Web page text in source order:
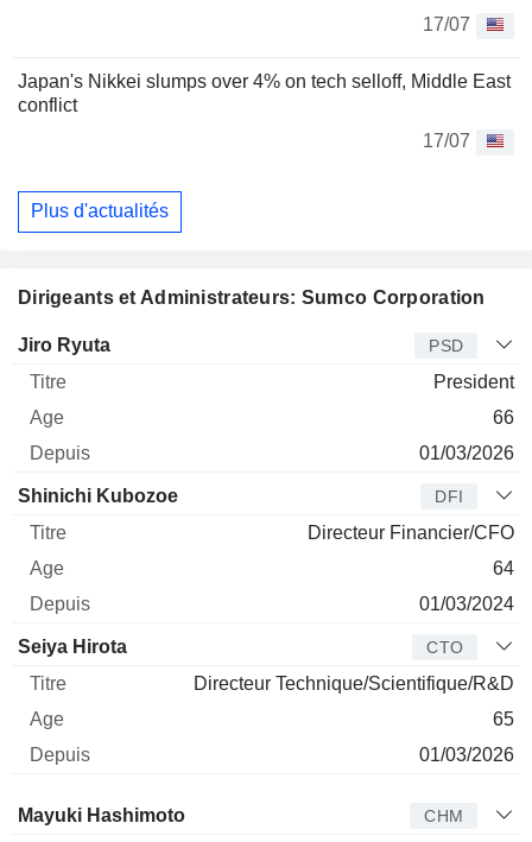
17/07
Japan's Nikkei slumps over 4% on tech selloff, Middle East
conflict
17/07
Plus d'actualités
Dirigeants et Administrateurs: Sumco Corporation
Dirigeant Titre
Jiro Ryuta PSD
President
66
01/03/2026
Shinichi Kubozoe DFI
Directeur Financier/CFO
64
01/03/2024
Seiya Hirota CTO
Directeur Technique/Scientifique/R&D
65
01/03/2026
Administrateur Titre
Mayuki Hashimoto CHM